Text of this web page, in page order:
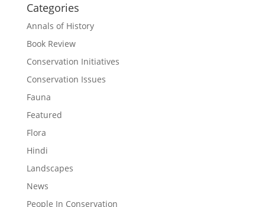
Categories
Annals of History
Book Review
Conservation Initiatives
Conservation Issues
Fauna
Featured
Flora
Hindi
Landscapes
News
People In Conservation